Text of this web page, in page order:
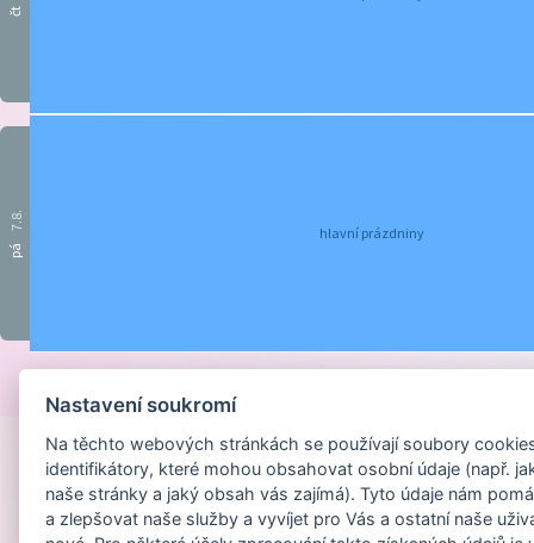
čt
pá
7.8.
hlavní prázdniny
Nastavení soukromí
Na těchto webových stránkách se používají soubory
identifikátory, které mohou obsahovat osobní údaje (např.
naše stránky a jaký obsah vás zajímá). Tyto údaje nám
a zlepšovat naše služby a vyvíjet pro Vás a ostatní naše